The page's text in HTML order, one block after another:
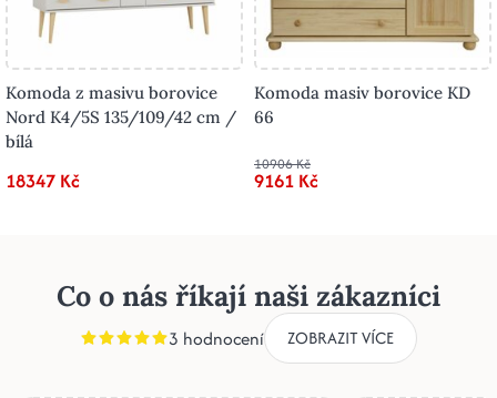
Komoda z masivu borovice
Nord K4/5S 135/109/42 cm /
bílá
18347 Kč
Komoda masiv borovice KD
66
10906 Kč
9161 Kč
Co o nás říkají naši zákazníci
3 hodnocení ZOBRAZIT VÍCE